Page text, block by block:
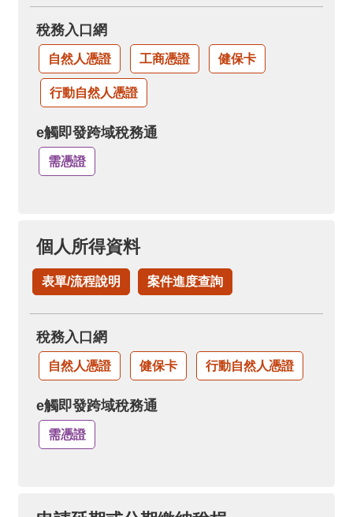
稅務入口網
自然人憑證 工商憑證 健保卡
行動自然人憑證
e觸即發跨域稅務通
需憑證
個人所得資料
表單/流程說明 案件進度查詢
稅務入口網
自然人憑證 健保卡 行動自然人憑證
e觸即發跨域稅務通
需憑證